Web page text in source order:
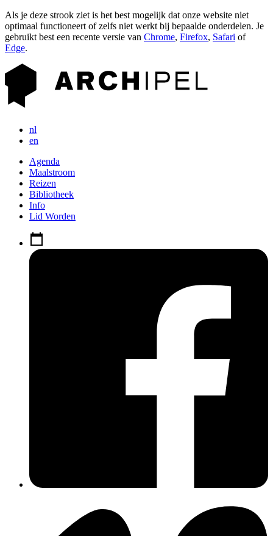
Als je deze strook ziet is het best mogelijk dat onze website niet
optimaal functioneert of zelfs niet werkt bij bepaalde onderdelen. Je
gebruikt best een recente versie van Chrome, Firefox, Safari of
Edge.
nl
en
Agenda
Maalstroom
Reizen
Bibliotheek
Info
Lid Worden